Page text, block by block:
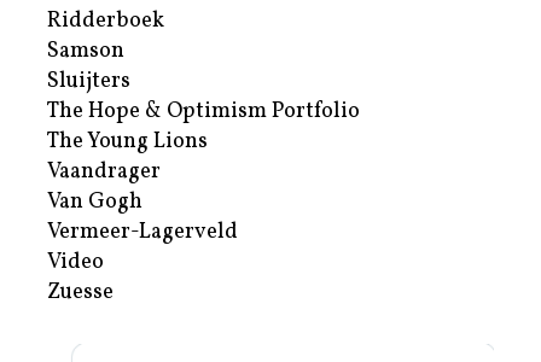
Ridderboek
Samson
Sluijters
The Hope & Optimism Portfolio
The Young Lions
Vaandrager
Van Gogh
Vermeer-Lagerveld
Video
Zuesse